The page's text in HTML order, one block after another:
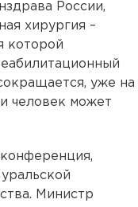
России,
хирургия –
которой
уже на
человек может
Министр